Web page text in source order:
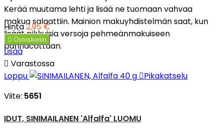
Kerää muutama lehti ja lisää ne tuomaan vahvaa
makua salaattiin. Mainion makuyhdistelmän saat, kun
lisäät pikkuisia versoja pehmeänmakuiseen
pannacottaan.
Hinta2,95 €
 Ostoskoriin
Lisää
 Varastossa
Loppu
Pikakatselu
Viite: 5651
IDUT, SINIMAILANEN 'Alfalfa' LUOMU